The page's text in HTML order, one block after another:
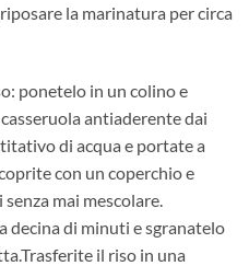
la marinatura per circa
ponetelo in un colino e
antiaderente dai
di acqua e portate a
con un coperchio e
mai mescolare.
decina di minuti e sgranatelo
il riso in una